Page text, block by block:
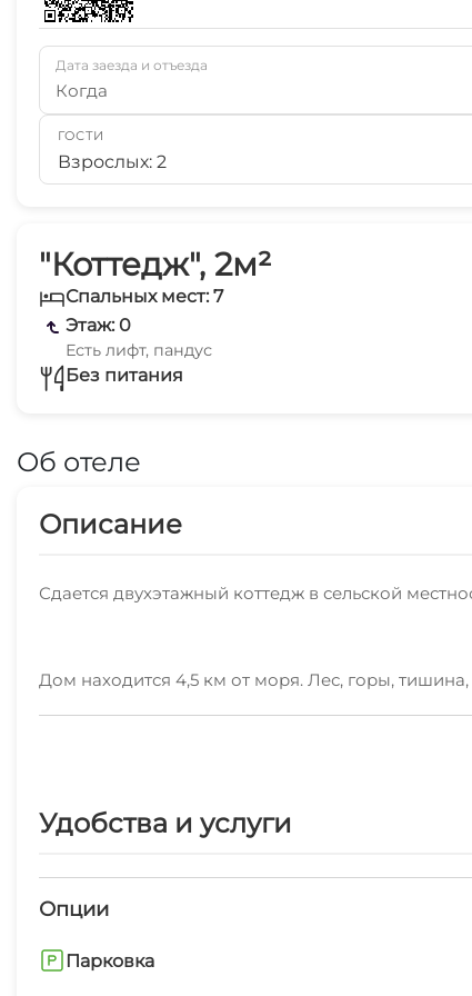
"Коттедж", 2м²
Спальных мест: 7
Этаж: 0
Есть лифт, пандус
Без питания
Об отеле
Описание
Сдается двухэтажный коттедж в сельской
Дом находится 4,5 км от моря. Лес, горы,
Есть стоянка для авто. Наличие авто
Аренда коттеджа минимум на 2 дня.
Удобства и услуги
Опции
Парковка
Дата заезда и отъезда
Когда
ГОСТИ
Взрослых: 2